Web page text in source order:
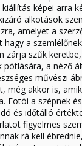
képei arra
alkotások
amelyet a
hagy a
zárja szűk
pótlására, a néző
művészi
még akkor is,
Fotói a szépnek
és időtálló
figyelmes
rá kell